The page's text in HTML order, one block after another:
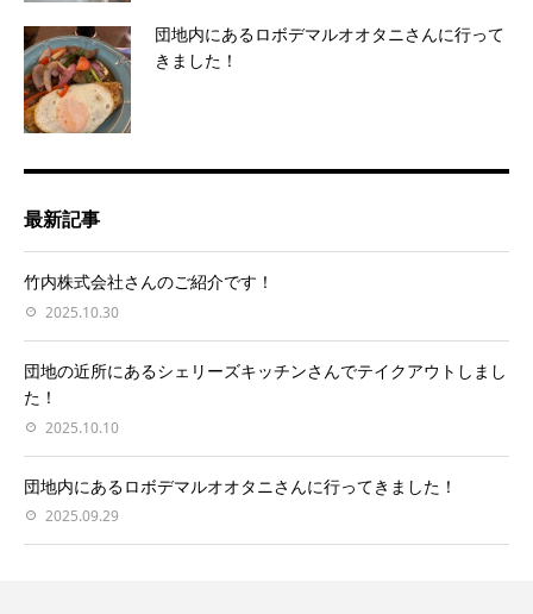
団地内にあるロボデマルオオタニさんに行って
きました！
最新記事
竹内株式会社さんのご紹介です！
2025.10.30
団地の近所にあるシェリーズキッチンさんでテイクアウトしまし
た！
2025.10.10
団地内にあるロボデマルオオタニさんに行ってきました！
2025.09.29